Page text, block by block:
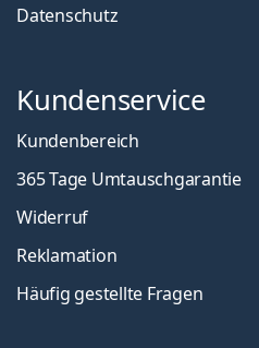
Datenschutz
Kundenservice
Kundenbereich
365 Tage Umtauschgarantie
Widerruf
Reklamation
Häufig gestellte Fragen